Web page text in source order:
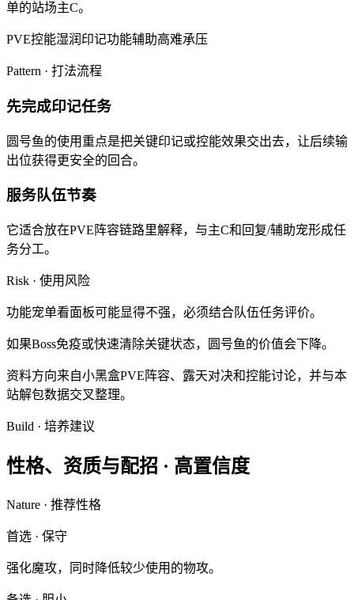
单的站场主C。
PVE控能湿润印记功能辅助高难承压
Pattern · 打法流程
先完成印记任务
圆号鱼的使用重点是把关键印记或控能效果交出去，让后续输
出位获得更安全的回合。
服务队伍节奏
它适合放在PVE阵容链路里解释，与主C和回复/辅助宠形成任
务分工。
Risk · 使用风险
功能宠单看面板可能显得不强，必须结合队伍任务评价。
如果Boss免疫或快速清除关键状态，圆号鱼的价值会下降。
资料方向来自小黑盒PVE阵容、露天对决和控能讨论，并与本
站解包数据交叉整理。
Build · 培养建议
性格、资质与配招 · 高置信度
Nature · 推荐性格
首选 · 保守
强化魔攻，同时降低较少使用的物攻。